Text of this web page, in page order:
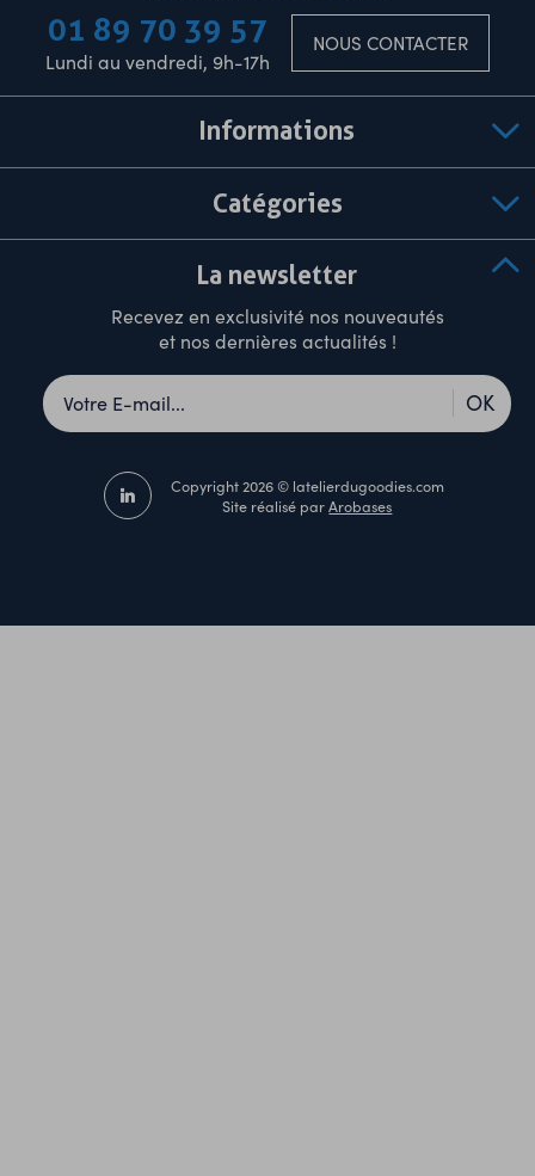
01 89 70 39 57
Lundi au vendredi, 9h-17h
NOUS CONTACTER
Informations
Catégories
La newsletter
Recevez en exclusivité nos nouveautés
et nos dernières actualités !
OK
Copyright 2026 © latelierdugoodies.com
Site réalisé parArobases